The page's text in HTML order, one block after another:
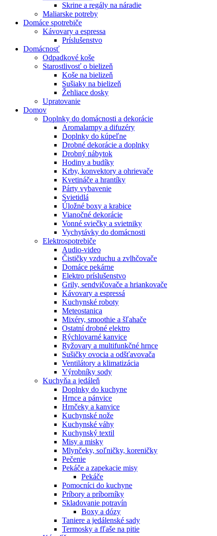
Skrine a regály na náradie
Maliarske potreby
Domáce spotrebiče
Kávovary a espressa
Príslušenstvo
Domácnosť
Odpadkové koše
Starostlivosť o bielizeň
Koše na bielizeň
Sušiaky na bielizeň
Žehliace dosky
Upratovanie
Domov
Doplnky do domácnosti a dekorácie
Aromalampy a difuzéry
Doplnky do kúpeľne
Drobné dekorácie a doplnky
Drobný nábytok
Hodiny a budíky
Krby, konvektory a ohrievače
Kvetináče a hrantíky
Párty vybavenie
Svietidlá
Úložné boxy a krabice
Vianočné dekorácie
Vonné sviečky a svietniky
Vychytávky do domácnosti
Elektrospotrebiče
Audio-video
Čističky vzduchu a zvlhčovače
Domáce pekárne
Elektro príslušenstvo
Grily, sendvičovače a hriankovače
Kávovary a espressá
Kuchynské roboty
Meteostanica
Mixéry, smoothie a šľahače
Ostatní drobné elektro
Rýchlovarné kanvice
Ryžovary a multifunkčné hrnce
Sušičky ovocia a odšťavovača
Ventilátory a klimatizácia
Výrobníky sody
Kuchyňa a jedáleň
Doplnky do kuchyne
Hrnce a pánvice
Hrnčeky a kanvice
Kuchynské nože
Kuchynské váhy
Kuchynský textil
Misy a misky
Mlynčeky, soľničky, koreničky
Pečenie
Pekáče a zapekacie misy
Pekáče
Pomocníci do kuchyne
Príbory a príborníky
Skladovanie potravín
Boxy a dózy
Taniere a jedálenské sady
Termosky a fľaše na pitie